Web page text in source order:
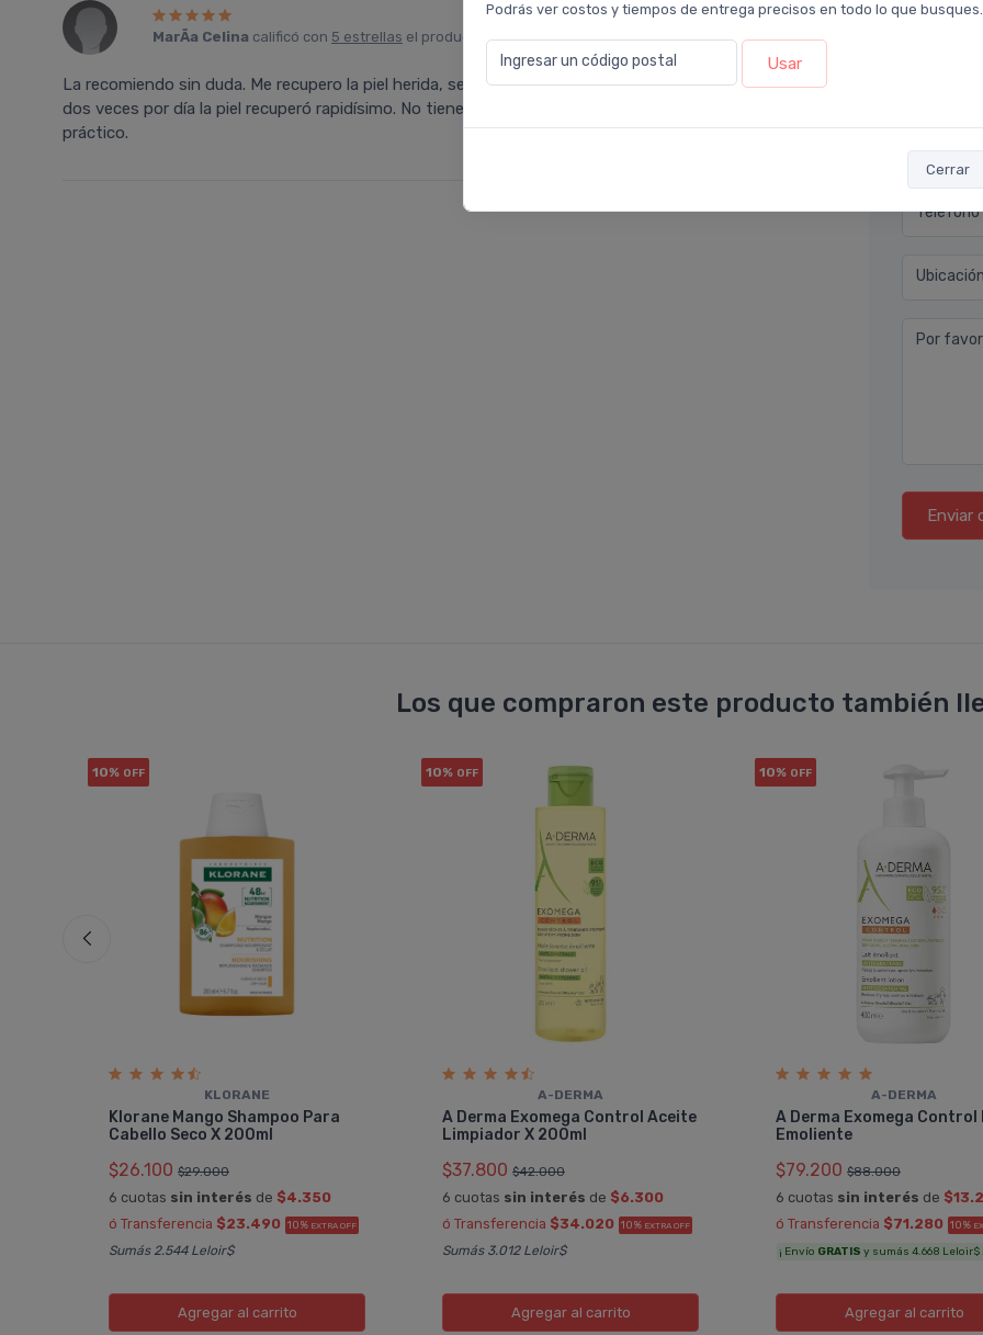
Podrás ver costos y tiempos de entrega precisos en todo lo que busques.
Ingresar un código postal Usar
Cerrar
MarÃ­a Celina calificó con 5 estrellas el producto enFarmacia Leloir.
La recomiendo sin duda. Me recupero la piel herida, seca e irritada y me calmó la picazón. Aplicandola
dos veces por dí­a la piel recuperó rapidí­simo. No tiene olor y el envase con pico dosificador es muy
práctico.
Nombre
Email*
Teléfono
Ubicación
Por
Enviar
Los que compraron este producto también
10% OFF
KLORANE
Klorane Mango Shampoo Para
Cabello Seco X 200ml
$26.100 $29.000
6 cuotas sin interés de $4.350
ó Transferencia $23.490 10% EXTRA OFF
Sumás 2.544 Leloir$
Agregaral carrito
10% OFF
A-DERMA
A Derma Exomega Control Aceite
Limpiador X 200ml
$37.800 $42.000
6 cuotas sin interés de $6.300
ó Transferencia $34.020 10% EXTRA OFF
Sumás 3.012 Leloir$
Agregaral carrito
10% OFF
A-DERMA
A Derma Exomega Control
Emoliente
$79.200 $88.000
6 cuotas sin interés de
ó Transferencia $71.280 10%
¡ Envío GRATIS y sumás 4.668 Leloir$ !
Agregaral carrito